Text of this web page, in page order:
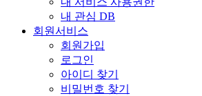
내 관심 DB
회원서비스
회원가입
로그인
아이디 찾기
비밀번호 찾기